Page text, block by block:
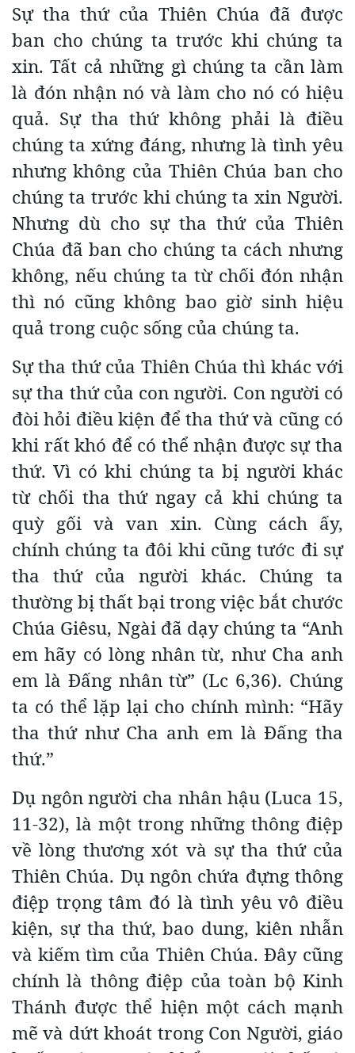
Sự tha thứ của Thiên Chúa đã được
ban cho chúng ta trước khi chúng ta
xin. Tất cả những gì chúng ta cần làm
là đón nhận nó và làm cho nó có hiệu
quả. Sự tha thứ không phải là điều
chúng ta xứng đáng, nhưng là tình yêu
nhưng không của Thiên Chúa ban cho
chúng ta trước khi chúng ta xin Người.
Nhưng dù cho sự tha thứ của Thiên
Chúa đã ban cho chúng ta cách nhưng
không, nếu chúng ta từ chối đón nhận
thì nó cũng không bao giờ sinh hiệu
quả trong cuộc sống của chúng ta.
Sự tha thứ của Thiên Chúa thì khác với
sự tha thứ của con người. Con người có
đòi hỏi điều kiện để tha thứ và cũng có
khi rất khó để có thể nhận được sự tha
thứ. Vì có khi chúng ta bị người khác
từ chối tha thứ ngay cả khi chúng ta
quỳ gối và van xin. Cùng cách ấy,
chính chúng ta đôi khi cũng tước đi sự
tha thứ của người khác. Chúng ta
thường bị thất bại trong việc bắt chước
Chúa Giêsu, Ngài đã dạy chúng ta “Anh
em hãy có lòng nhân từ, như Cha anh
em là Đấng nhân từ” (Lc 6,36). Chúng
ta có thể lặp lại cho chính mình: “Hãy
tha thứ như Cha anh em là Đấng tha
thứ.”
Dụ ngôn người cha nhân hậu (Luca 15,
11-32), là một trong những thông điệp
về lòng thương xót và sự tha thứ của
Thiên Chúa. Dụ ngôn chứa đựng thông
điệp trọng tâm đó là tình yêu vô điều
kiện, sự tha thứ, bao dung, kiên nhẫn
và kiếm tìm của Thiên Chúa. Đây cũng
chính là thông điệp của toàn bộ Kinh
Thánh được thể hiện một cách mạnh
mẽ và dứt khoát trong Con Người, giáo